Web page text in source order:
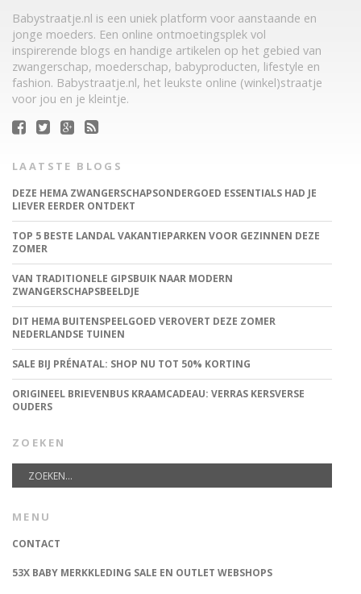
Babystraatje.nl is een uniek platform voor aanstaande en
jonge moeders. Een online ontmoetingsplek vol
inspirerende blogs en handige artikelen op het gebied van
zwangerschap, moederschap, babyproducten, lifestyle en
fashion. Babystraatje.nl, het leukste online (winkel)straatje
voor jou en je kleintje.
LAATSTE BLOGS
DEZE HEMA ZWANGERSCHAPSONDERGOED ESSENTIALS HAD JE
LIEVER EERDER ONTDEKT
TOP 5 BESTE LANDAL VAKANTIEPARKEN VOOR GEZINNEN DEZE
ZOMER
VAN TRADITIONELE GIPSBUIK NAAR MODERN
ZWANGERSCHAPSBEELDJE
DIT HEMA BUITENSPEELGOED VEROVERT DEZE ZOMER
NEDERLANDSE TUINEN
SALE BIJ PRÉNATAL: SHOP NU TOT 50% KORTING
ORIGINEEL BRIEVENBUS KRAAMCADEAU: VERRAS KERSVERSE
OUDERS
ZOEKEN
MENU
CONTACT
53X BABY MERKKLEDING SALE EN OUTLET WEBSHOPS